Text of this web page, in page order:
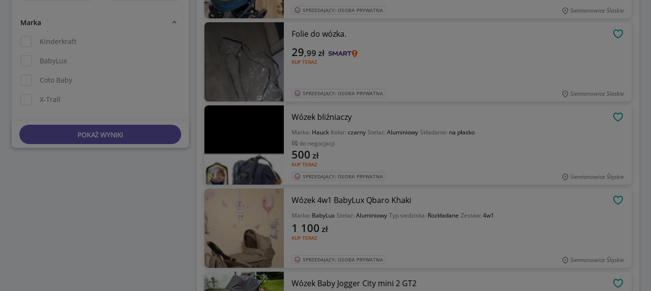
Marka
Kinderkraft
BabyLux
Coto Baby
X-Trall
POKAŻ WYNIKI
SPRZEDAJĄCY: OSOBA PRYWATNA Siemianowice Ślaskie
Folie do wózka.
KUP TERAZ
29,99 zł
SPRZEDAJĄCY: OSOBA PRYWATNA Siemianowice Slaskie
Wózek bliźniaczy
Marka: Hauck Kolor: czarny Stelaż: Aluminiowy Składanie: na płasko
do negocjacji
KUP TERAZ
500 zł
SPRZEDAJĄCY: OSOBA PRYWATNA Siemianowice Śląskie
Wózek 4w1 BabyLux Qbaro Khaki
Marka: BabyLux Stelaż: Aluminiowy Typ siedziska: Rozkładane Zestaw: 4w1
KUP TERAZ
1 100 zł
SPRZEDAJĄCY: OSOBA PRYWATNA Siemianowice Śląskie
Wózek Baby Jogger City mini 2 GT2